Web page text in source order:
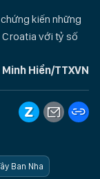
kiến những
Croatia với tỷ số
Minh Hiển/TTXVN
Ban Nha